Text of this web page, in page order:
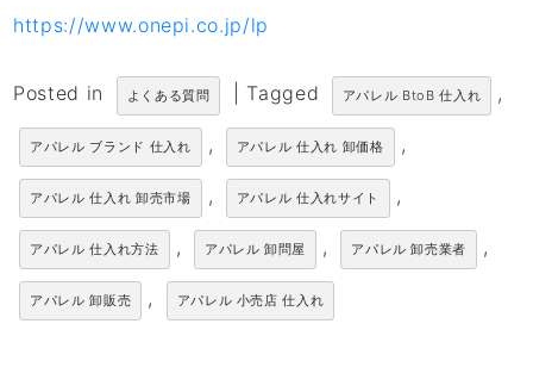
https://www.onepi.co.jp/lp
Posted in よくある質問 Tagged アパレル BtoB 仕入れ ,
アパレル ブランド 仕入れ , アパレル 仕入れ 卸価格 ,
アパレル 仕入れ 卸売市場 , アパレル 仕入れサイト ,
アパレル 仕入れ方法 , アパレル 卸問屋 , アパレル 卸売業者 ,
アパレル 卸販売 , アパレル 小売店 仕入れ